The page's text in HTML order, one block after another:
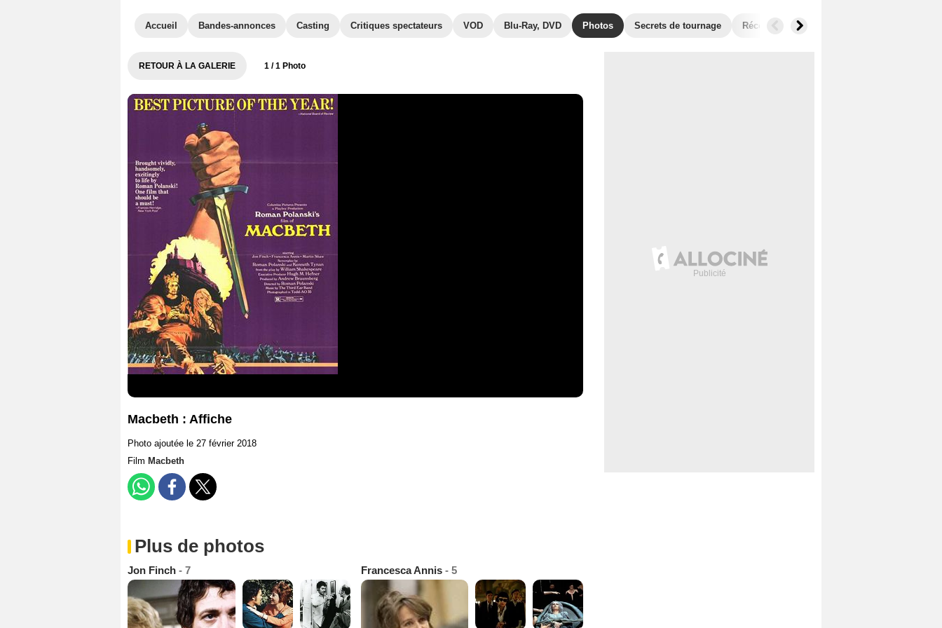
Accueil Bandes-annonces Casting Critiques spectateurs VOD Blu-Ray, DVD Photos Secrets de tournage Récompenses
RETOUR À LA GALERIE 1 / 1 Photo
Macbeth : Affiche
Photo ajoutée le 27 février 2018
Film Macbeth
Plus de photos
Jon Finch - 7 Francesca Annis - 5